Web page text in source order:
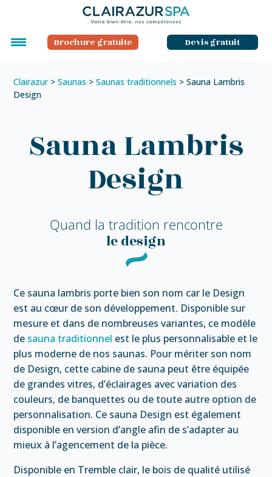
Brochure gratuite Devis gratuit
Clairazur>Saunas >Saunas traditionnels >Sauna Lambris
Design
Sauna Lambris
Design
Quand la tradition rencontre
le design
Ce sauna lambris porte bien son nom car le Design
est au cœur de son développement. Disponible sur
mesure et dans de nombreuses variantes, ce modèle
de sauna traditionnel est le plus personnalisable et le
plus moderne de nos saunas. Pour mériter son nom
de Design, cette cabine de sauna peut être équipée
de grandes vitres, d’éclairages avec variation des
couleurs, de banquettes ou de toute autre option de
personnalisation. Ce sauna Design est également
disponible en version d’angle afin de s’adapter au
mieux à l’agencement de la pièce.
Disponible en Tremble clair, le bois de qualité utilisé